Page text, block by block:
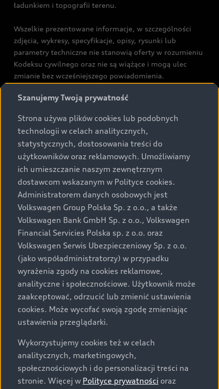
ładunkiem i topografii terenu.
Wszelkie prezentowane informacje, w szczególności
zdjęcia, wykresy, specyfikacje, opisy, rysunki lub
parametry techniczne nie stanowią oferty w rozumieniu
Kodeksu cywilnego oraz nie są wiążące i mogą ulec
zmianie bez wcześniejszego powiadomienia.
rozumieniu art. 5561§2 Kodeksu cywilnego oraz art.
Podane kwoty są rekomendowane i obejmują podatek
VAT (23%), chyba że inaczej zaznaczono.
Audi zastrzega sobie możliwość wprowadzenia zmian w
prezentowanych wersjach. Przedstawione detale
wyposażenia mogą różnić się od specyfikacji
przewidzianej na rynek polski. Zamieszczone zdjęcia
mogą przedstawiać wyposażenie opcjonalne, dostępne
za dopłatą. Wiążące ustalenie ceny, wyposażenia i
specyfikacji pojazdu następują w umowie sprzedaży, a
określenie parametrów technicznych zawiera
świadectwo homologacji typu pojazdu. Zastrzegamy
sobie prawo do zmian i pomyłek. Wszelkie informacje
prezentowane na stronie są aktualne na dzień ich
zamieszczania. W celu uzyskania najnowszych
informacji prosimy kontaktować się z Partnerem Marki
Audi.
Wszystkie produkowane obecnie samochody marki Audi
są wykonywane z materiałów spełniających pod
względem możliwości odzysku i recyklingu wymagania
określone w normie ISO 22628 i są zgodne z
Szanujemy Twoją prywatność
Strona używa plików cookies lub podobnych
technologii w celach analitycznych,
statystycznych, dostosowania treści do
użytkowników oraz reklamowych. Umożliwiamy
ich umieszczanie naszym zewnętrznym
dostawcom wskazanym w Polityce cookies.
Administratorem danych osobowych jest
Volkswagen Group Polska Sp. z o.o., a także
Volkswagen Bank GmbH Sp. z o.o., Volkswagen
Financial Servicies Polska sp. z o.o. oraz
Volkswagen Serwis Ubezpieczeniowy Sp. z o.o.
(jako współadministratorzy) w przypadku
wyrażenia zgody na cookies reklamowe,
analityczne i społecznościowe. Użytkownik może
zaakceptować, odrzucić lub zmienić ustawienia
cookies. Może wycofać swoją zgodę zmieniając
ustawienia przeglądarki.
Wykorzystujemy cookies też w celach
analitycznych, marketingowych,
społecznościowych i do personalizacji treści na
stronie. Więcej w Polityce prywatności oraz